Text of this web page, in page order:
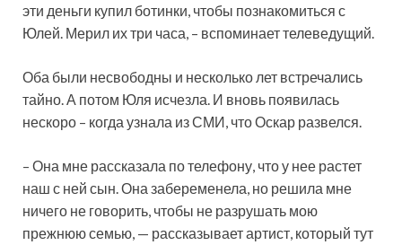
эти деньги купил ботинки, чтобы познакомиться с
Юлей. Мерил их три часа, – вспоминает телеведущий.
Оба были несвободны и несколько лет встречались
тайно. А потом Юля исчезла. И вновь появилась
нескоро – когда узнала из СМИ, что Оскар развелся.
– Она мне рассказала по телефону, что у нее растет
наш с ней сын. Она забеременела, но решила мне
ничего не говорить, чтобы не разрушать мою
прежнюю семью, — рассказывает артист, который тут